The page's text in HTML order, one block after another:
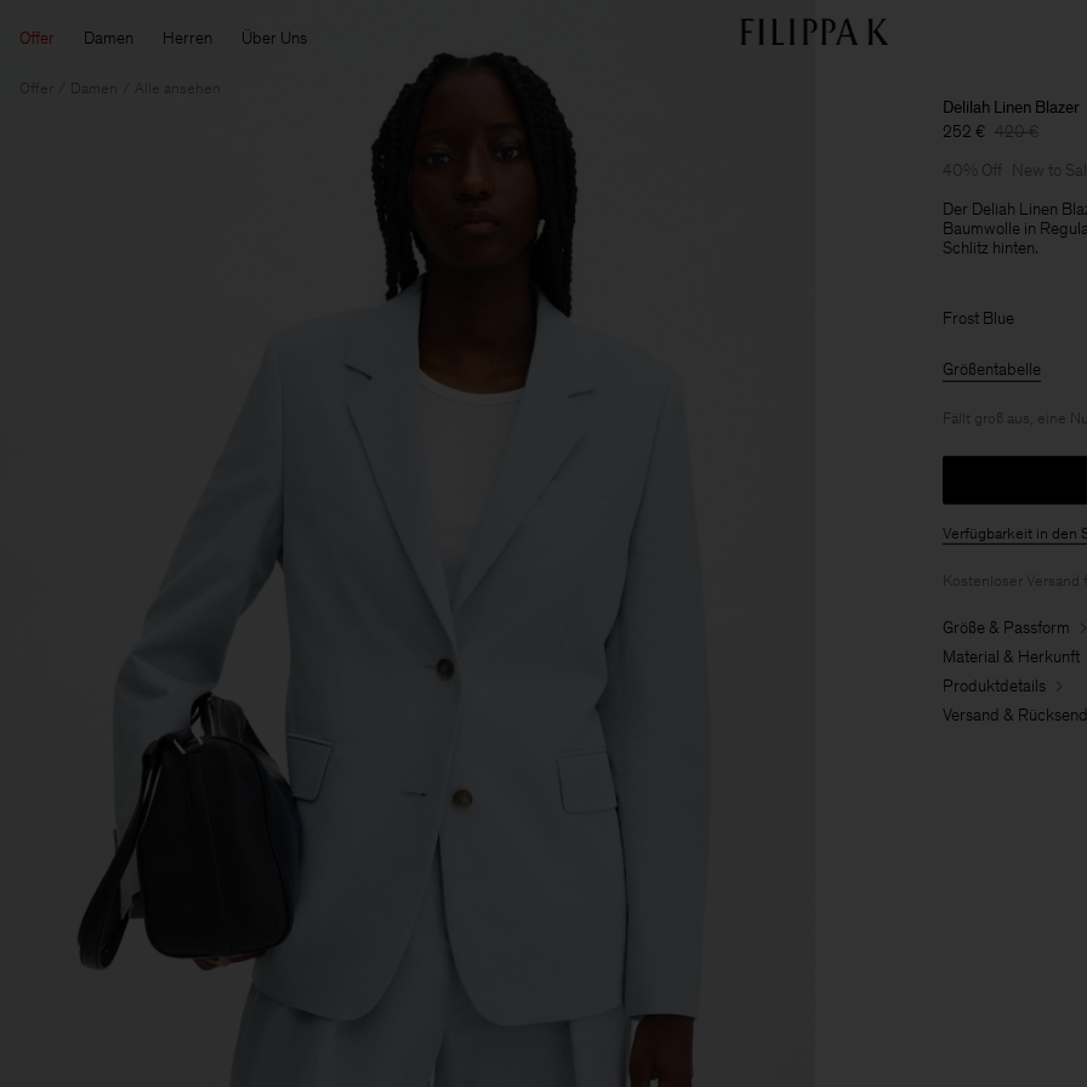
Offer Damen Herren Über Uns
Offer Damen Alle ansehen
Delilah Linen Blazer
252 € 420 €
40% Off
New to
Der Deliah Linen
Baumwolle in
Schlitz hinten.
Frost Blue
Größentabelle
Fällt groß aus, eine
Verfügbarkeit in den
Kostenloser Versand
Größe & Passform
Material & Herkunft
Produktdetails
Versand &